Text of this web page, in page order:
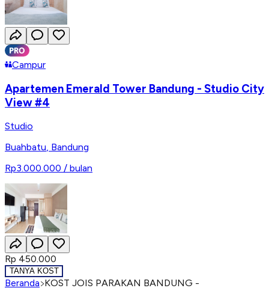
Campur
Apartemen Emerald Tower Bandung - Studio City
View #4
Studio
Buahbatu, Bandung
Rp3.000.000 / bulan
Rp 450.000
TANYA KOST
Beranda KOST JOIS PARAKAN BANDUNG -